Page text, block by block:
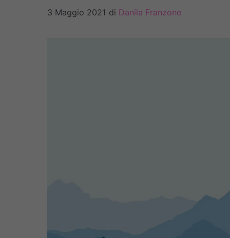
3 Maggio 2021 di Danila Franzone